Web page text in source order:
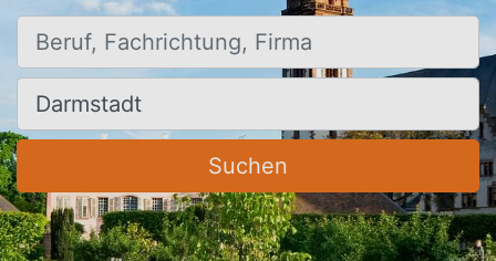
Beruf, Fachrichtung, Firma
Ort, Stadt
Suchen